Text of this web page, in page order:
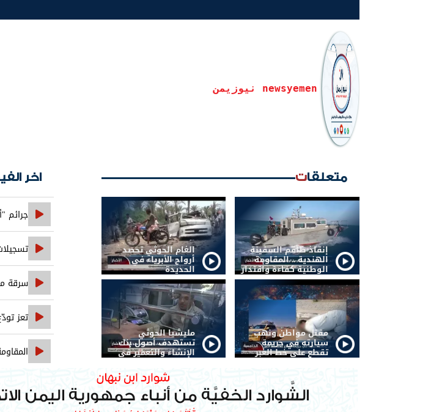
newsyemen نيوزيمن
متعلقات
إنقاذ طاقم السفينة
الهندية .. المقاومة
الوطنية كفاءة واقتدار
الغام الحوثي تحصد
أرواح الأبرياء في
الحديدة
مقتل مواطن ونهب
سيارته في جريمة
تقطع على خط العبر
مليشيا الحوثي
تستهدف أصول بنك
الإنشاء والتعمير في
صنعاء
اخر
جرائم
حضرموت..
اغتيال
سرقة
التجويع
تعز
والعدالة
المخا